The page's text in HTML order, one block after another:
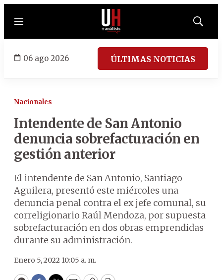
Menú
Mostrar
06 ago 2026 ÚLTIMAS NOTICIAS
Nacionales
Intendente de San Antonio
denuncia sobrefacturación en
gestión anterior
El intendente de San Antonio, Santiago
Aguilera, presentó este miércoles una
denuncia penal contra el ex jefe comunal, su
correligionario Raúl Mendoza, por supuesta
sobrefacturación en dos obras emprendidas
durante su administración.
Enero 5, 2022 10:05 a. m.